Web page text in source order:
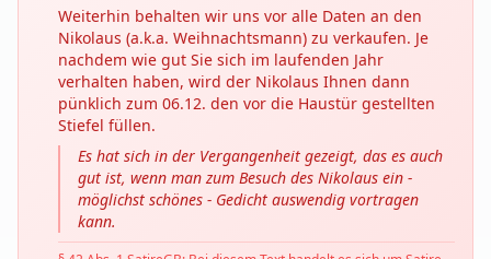
Weiterhin behalten wir uns vor alle Daten an den
Nikolaus (a.k.a. Weihnachtsmann) zu verkaufen. Je
nachdem wie gut Sie sich im laufenden Jahr
verhalten haben, wird der Nikolaus Ihnen dann
pünklich zum 06.12. den vor die Haustür gestellten
Stiefel füllen.
Es hat sich in der Vergangenheit gezeigt, das es auch
gut ist, wenn man zum Besuch des Nikolaus ein -
möglichst schönes - Gedicht auswendig vortragen
kann.